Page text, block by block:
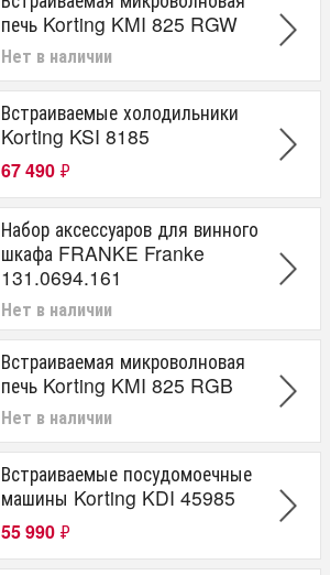
печь Korting KMI 825 RGW
Нет в наличии
Встраиваемые холодильники
Korting KSI 8185
67 490 ₽
Набор аксессуаров для винного
шкафа FRANKE Franke
131.0694.161
Нет в наличии
Встраиваемая микроволновая
печь Korting KMI 825 RGB
Нет в наличии
Встраиваемые посудомоечные
машины Korting KDI 45985
55 990 ₽